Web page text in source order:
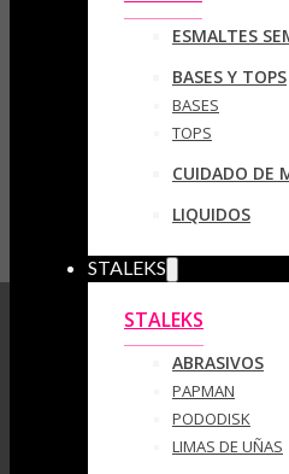
ESMALTES
BASES Y TOPS
BASES
TOPS
CUIDADO DE
LIQUIDOS
STALEKS
STALEKS
ABRASIVOS
PAPMAN
PODODISK
LIMAS DE UÑAS